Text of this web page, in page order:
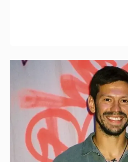
Фёдор Смолов продаёт
за 150 млн рублей
1